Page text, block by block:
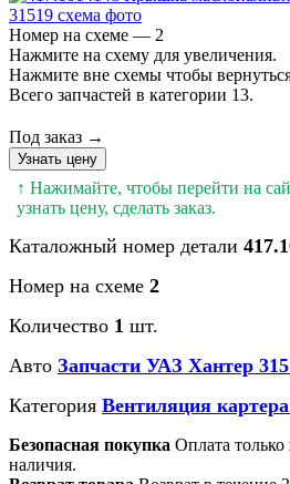
Номер на схеме — 2
Нажмите на схему для увеличения.
Нажмите вне схемы чтобы
Всего запчастей в категории 13.
Под заказ →
Узнать цену
↑ Нажимайте, чтобы перейти на
узнать цену, сделать заказ.
Каталожный номер детали
Номер на схеме 2
Количество 1 шт.
Авто Запчасти УАЗ Хантер
Категория Вентиляция
Безопасная покупка Оплата
наличия.